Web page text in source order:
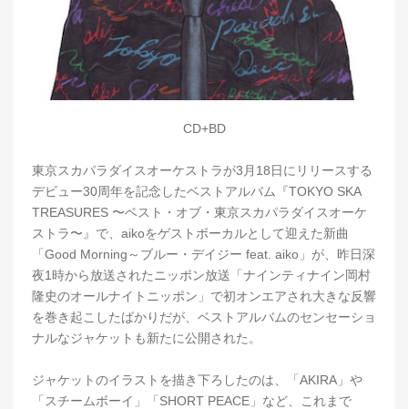
CD+BD
東京スカパラダイスオーケストラが3月18日にリリースする
デビュー30周年を記念したベストアルバム『TOKYO SKA
TREASURES 〜ベスト・オブ・東京スカパラダイスオーケ
ストラ〜』で、aikoをゲストボーカルとして迎えた新曲
「Good Morning～ブルー・デイジー feat. aiko」が、昨日深
夜1時から放送されたニッポン放送「ナインティナイン岡村
隆史のオールナイトニッポン」で初オンエアされ大きな反響
を巻き起こしたばかりだが、ベストアルバムのセンセーショ
ナルなジャケットも新たに公開された。
ジャケットのイラストを描き下ろしたのは、「AKIRA」や
「スチームボーイ」「SHORT PEACE」など、これまで